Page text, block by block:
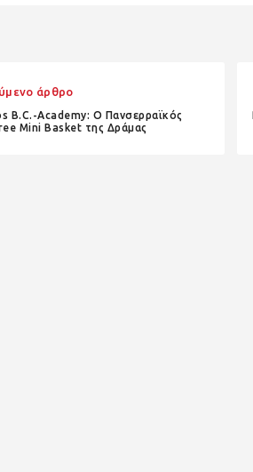
άρθρο
B.C.-Academy: Ο Πανσερραϊκός
Mini Basket της Δράμας